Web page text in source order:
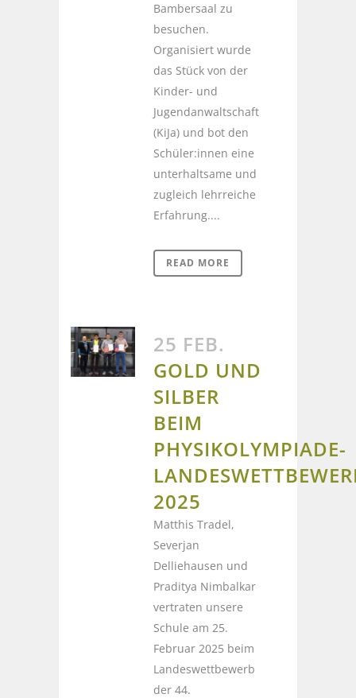
Bambersaal zu
besuchen.
Organisiert wurde
das Stück von der
Kinder- und
Jugendanwaltschaft
(KiJa) und bot den
Schüler:innen eine
unterhaltsame und
zugleich lehrreiche
Erfahrung....
READ MORE
25 FEB.
GOLD UND
SILBER
BEIM
PHYSIKOLYMPIADE-
2025
Matthis Tradel,
Severjan
Delliehausen und
Praditya Nimbalkar
vertraten unsere
Schule am 25.
Februar 2025 beim
Landeswettbewerb
der 44.